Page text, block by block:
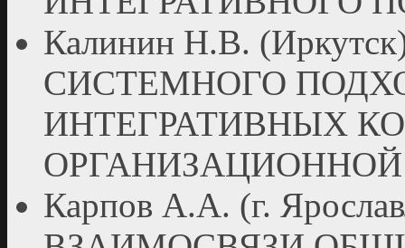
Калинин Н.В.
СИСТЕМНОГО
ИНТЕГРАТИВНЫХ
Карпов А.А. (г.